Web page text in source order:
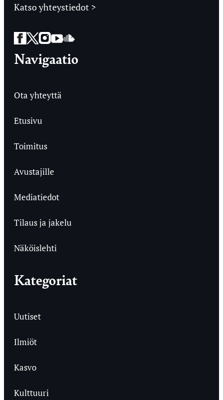
Katso yhteystiedot >
Facebook
Twitter
Instagram
YouTube
SoundCloud
Navigaatio
Ota yhteyttä
Etusivu
Toimitus
Avustajille
Mediatiedot
Tilaus ja jakelu
Näköislehti
Kategoriat
Uutiset
Ilmiöt
Kasvo
Kulttuuri